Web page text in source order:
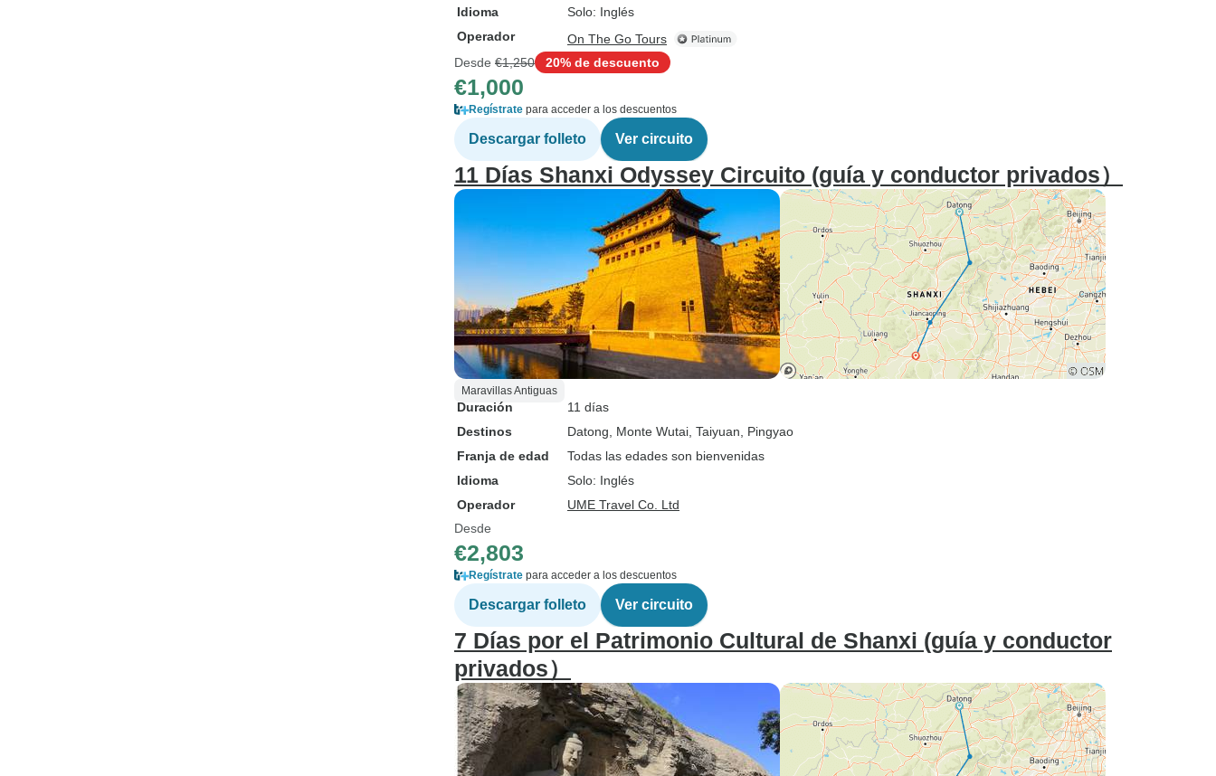
Idioma
Solo: Inglés
Operador
On The Go Tours
Desde €1,250 20% de descuento
€1,000
Regístrate para acceder a los descuentos
Descargar folleto Ver circuito
11 Días Shanxi Odyssey Circuito (guía y conductor privados）
Maravillas Antiguas
Duración
11 días
Destinos
Datong , Monte Wutai , Taiyuan , Pingyao
Franja de edad
Todas las edades son bienvenidas
Idioma
Solo: Inglés
Operador
UME Travel Co. Ltd
Desde
€2,803
Regístrate para acceder a los descuentos
Descargar folleto Ver circuito
7 Días por el Patrimonio Cultural de Shanxi (guía y conductor
privados）